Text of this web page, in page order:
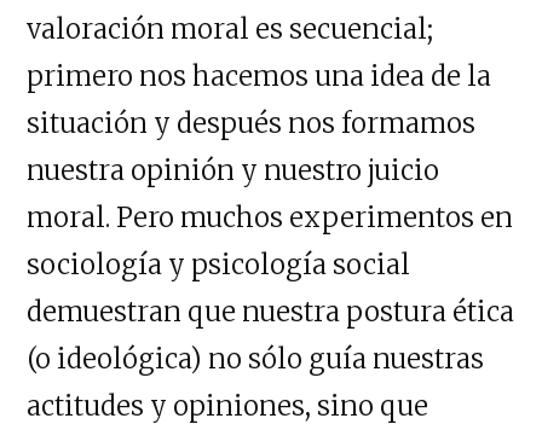
valoración moral es secuencial;
primero nos hacemos una idea de la
situación y después nos formamos
nuestra opinión y nuestro juicio
moral. Pero muchos experimentos en
sociología y psicología social
demuestran que nuestra postura ética
(o ideológica) no sólo guía nuestras
actitudes y opiniones, sino que